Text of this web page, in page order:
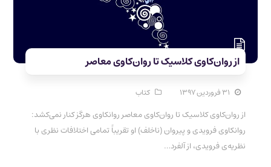
از روان‌کاوی کلاسیک تا روان‌کاوی معاصر
۳۱ فروردین ۱۳۹۷ کتاب
از روان‌کاوی کلاسیک تا روان‌کاوی معاصر روانکاوی هرگز کنار نمی‌کشد:
روانکاوی فرویدی و پیروان (ناخلف) او تقریباً تمامی اختلافات نظری با
نظریه‌ی فرویدی، از آلفرد…